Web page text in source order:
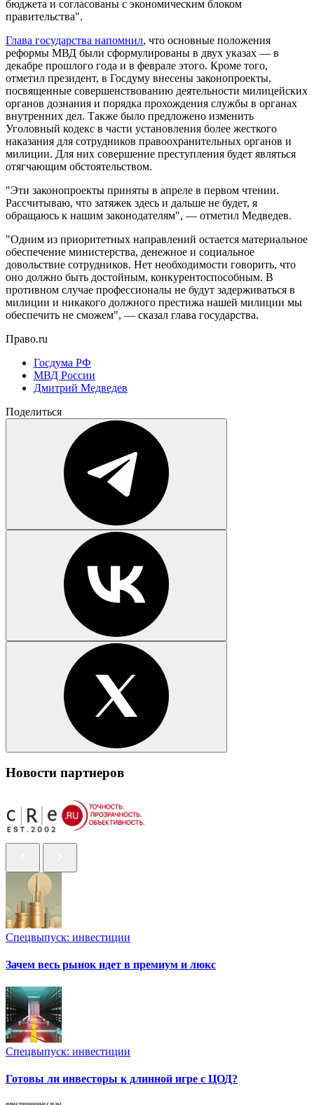
бюджета и согласованы с экономическим блоком
правительства".
Глава государства напомнил, что основные положения
реформы МВД были сформулированы в двух указах — в
декабре прошлого года и в феврале этого. Кроме того,
отметил президент, в Госдуму внесены законопроекты,
посвященные совершенствованию деятельности милицейских
органов дознания и порядка прохождения службы в органах
внутренних дел. Также было предложено изменить
Уголовный кодекс в части установления более жесткого
наказания для сотрудников правоохранительных органов и
милиции. Для них совершение преступления будет являться
отягчающим обстоятельством.
"Эти законопроекты приняты в апреле в первом чтении.
Рассчитываю, что затяжек здесь и дальше не будет, я
обращаюсь к нашим законодателям", — отметил Медведев.
"Одним из приоритетных направлений остается материальное
обеспечение министерства, денежное и социальное
довольствие сотрудников. Нет необходимости говорить, что
оно должно быть достойным, конкурентоспособным. В
противном случае профессионалы не будут задерживаться в
милиции и никакого должного престижа нашей милиции мы
обеспечить не сможем", — сказал глава государства.
Право.ru
Госдума РФ
МВД России
Дмитрий Медведев
Поделиться
Новости партнеров
Спецвыпуск: инвестиции
Зачем весь рынок идет в премиум и люкс
Спецвыпуск: инвестиции
Готовы ли инвесторы к длинной игре с ЦОД?